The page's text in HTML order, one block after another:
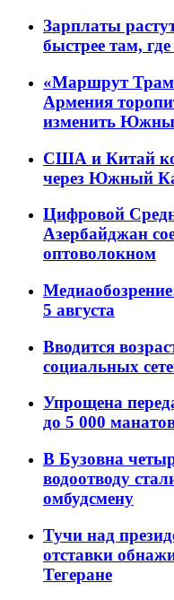
Зарплаты
быстрее там, где
«Маршрут
Армения
изменить
США и Китай
через Южный
Цифровой
Азербайджан
оптоволокном
5 августа
Вводится
социальных
Упрощена
до 5 000
В Бузовна
водоотводу
омбудсмену
Тучи над
отставки
Тегеране